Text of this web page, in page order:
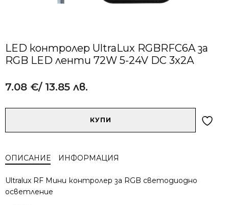
LED контролер UltraLux RGBRFC6A за
RGB LED ленти 72W 5-24V DC 3x2А
7.08 €/ 13.85 лв.
UltraLux
за
RGB
КУПИ
ОПИСАНИЕ ИНФОРМАЦИЯ
Ultralux RF Мини контролер за RGB светодиодно
осветление